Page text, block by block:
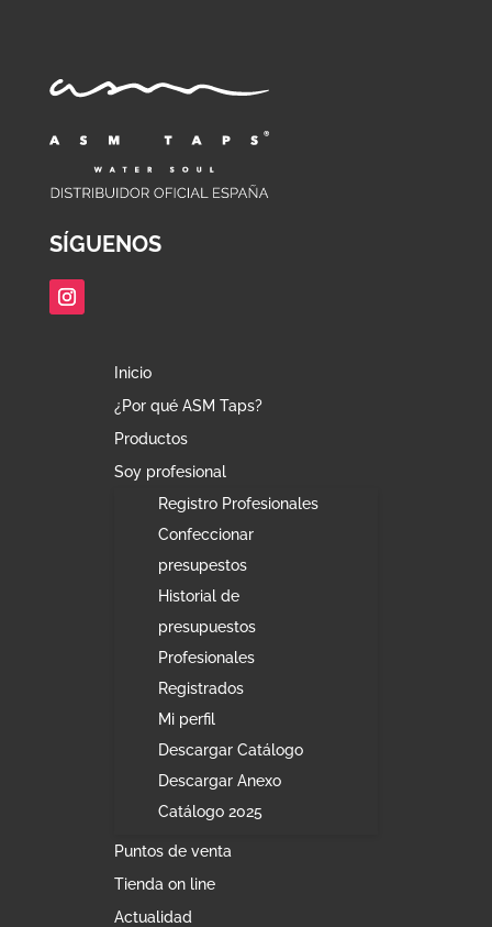
SÍGUENOS
Inicio
¿Por qué ASM Taps?
Productos
Soy profesional
Registro Profesionales
Confeccionar
presupestos
Historial de
presupuestos
Profesionales
Registrados
Mi perfil
Descargar Catálogo
Descargar Anexo
Catálogo 2025
Puntos de venta
Tienda on line
Actualidad